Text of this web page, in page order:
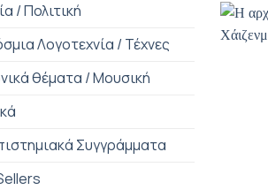
/ Πολιτική
Λογοτεχνία / Τέχνες
θέματα / Μουσική
Συγγράμματα